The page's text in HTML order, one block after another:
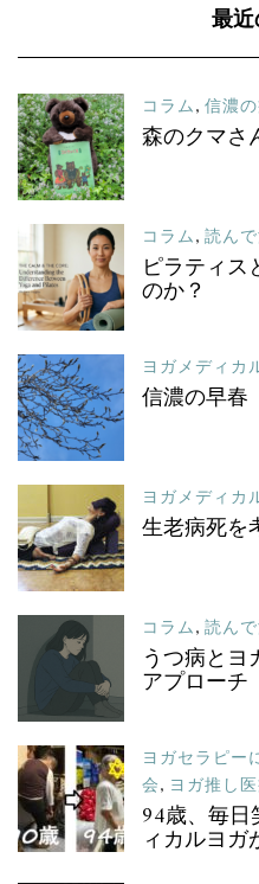
最
コラム, 信濃
森のクマさ
コラム, 読ん
ピラティス
のか？
ヨガメディカ
信濃の早春
ヨガメディカ
生老病死を
コラム, 読ん
うつ病と
アプローチ
ヨガセラピー
会, ヨガ推し
94歳、毎
ィカルヨ